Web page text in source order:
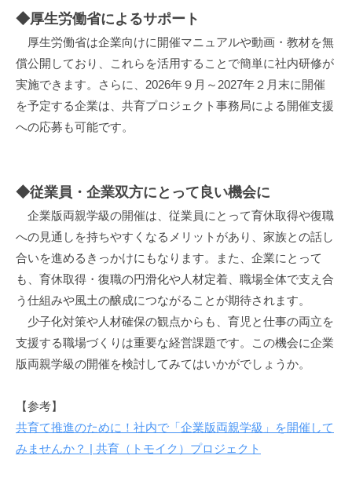
◆厚生労働省によるサポート
厚生労働省は企業向けに開催マニュアルや動画・教材を無
償公開しており、これらを活用することで簡単に社内研修が
実施できます。さらに、2026年９月～2027年２月末に開催
を予定する企業は、共育プロジェクト事務局による開催支援
への応募も可能です。
◆従業員・企業双方にとって良い機会に
企業版両親学級の開催は、従業員にとって育休取得や復職
への見通しを持ちやすくなるメリットがあり、家族との話し
合いを進めるきっかけにもなります。また、企業にとって
も、育休取得・復職の円滑化や人材定着、職場全体で支え合
う仕組みや風土の醸成につながることが期待されます。
少子化対策や人材確保の観点からも、育児と仕事の両立を
支援する職場づくりは重要な経営課題です。この機会に企業
版両親学級の開催を検討してみてはいかがでしょうか。
【参考】
共育て推進のために！社内で「企業版両親学級」を開催して
みませんか？ | 共育（トモイク）プロジェクト